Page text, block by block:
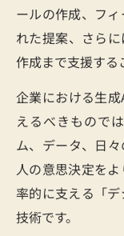
ールの作成、フ
れた提案、さら
作成まで支援する
企業における生
えるべきもので
ム、データ、日
人の意思決定を
率的に支える「
技術です。